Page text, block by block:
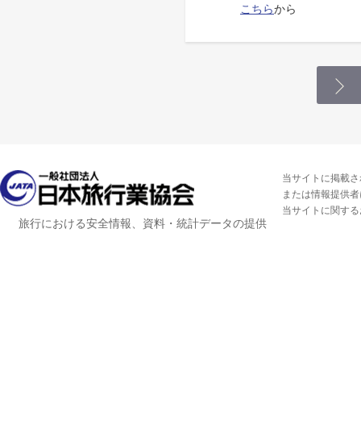
こちらから
旅行における安全情報、資料・統計データの提供
当サイトに掲載
または情報提供
当サイトに関す